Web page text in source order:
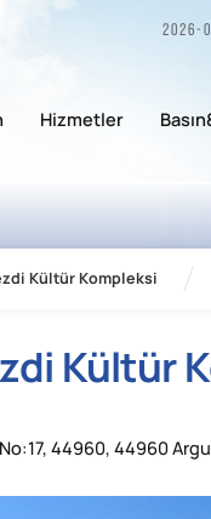
2026-
Hizmetler
Kültür Kompleksi
Kültür
44960, 44960